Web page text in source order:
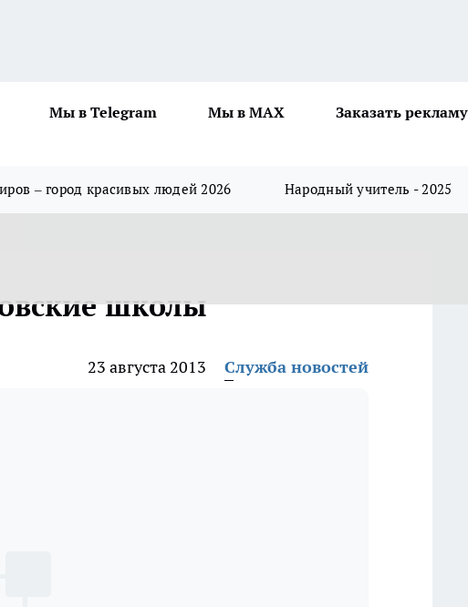
Мы в Telegram Мы в MAX
Заказать рекламу
– город красивых людей 2026 Народный учитель - 2025
школы
23 августа 2013 Служба новостей